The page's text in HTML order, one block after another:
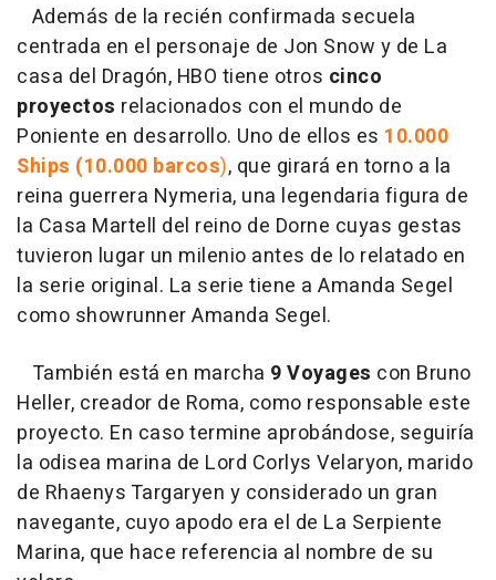
Además de la recién confirmada secuela
centrada en el personaje de Jon Snow y de La
casa del Dragón, HBO tiene otros cinco
proyectos relacionados con el mundo de
Poniente en desarrollo. Uno de ellos es 10.000
Ships (10.000 barcos), que girará en torno a la
reina guerrera Nymeria, una legendaria figura de
la Casa Martell del reino de Dorne cuyas gestas
tuvieron lugar un milenio antes de lo relatado en
la serie original. La serie tiene a Amanda Segel
como showrunner Amanda Segel.
También está en marcha 9 Voyages con Bruno
Heller, creador de Roma, como responsable este
proyecto. En caso termine aprobándose, seguiría
la odisea marina de Lord Corlys Velaryon, marido
de Rhaenys Targaryen y considerado un gran
navegante, cuyo apodo era el de La Serpiente
Marina, que hace referencia al nombre de su